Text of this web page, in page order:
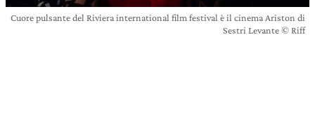
Cuore pulsante del Riviera international film festival è il cinema Ariston di
Sestri Levante © Riff